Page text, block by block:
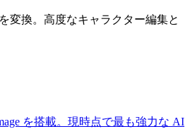
変換。高度なキャラクター編集と
を搭載。現時点で最も強力な AI